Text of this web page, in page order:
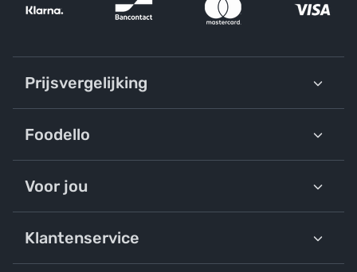
Prijsvergelijking
Foodello
Voor jou
Klantenservice